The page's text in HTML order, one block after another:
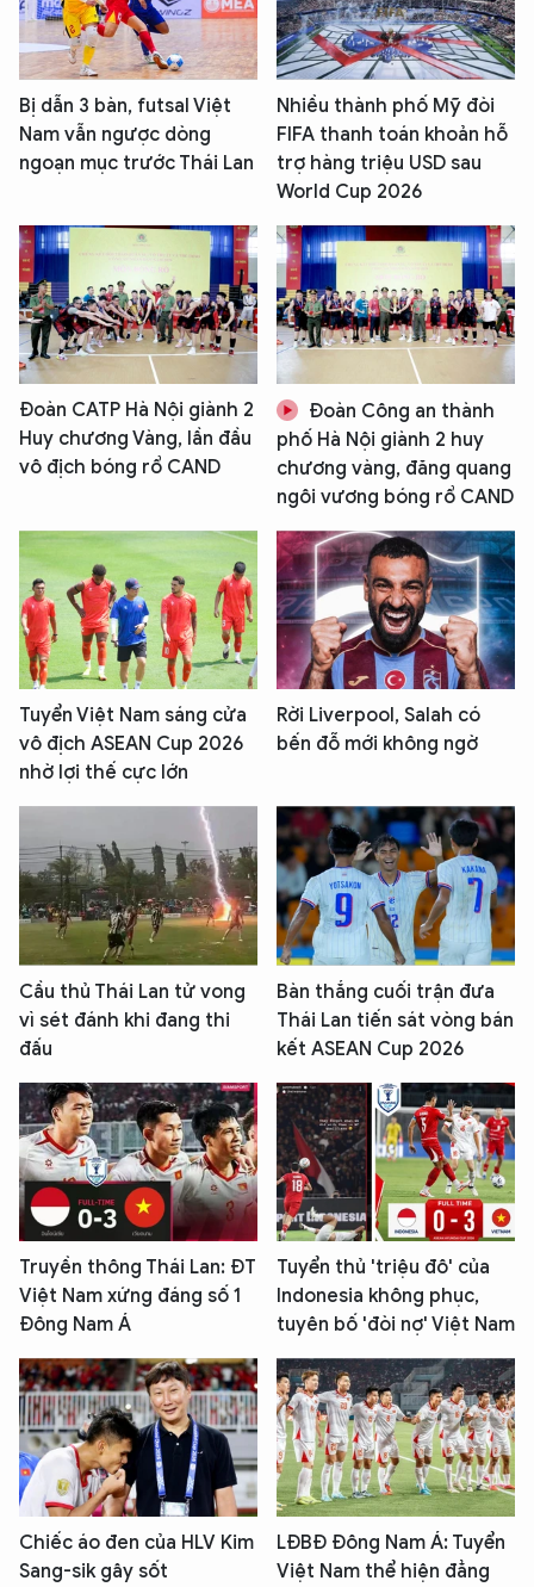
Bị dẫn 3 bàn, futsal Việt
Nam vẫn ngược dòng
ngoạn mục trước Thái Lan
Nhiều thành phố Mỹ đòi
FIFA thanh toán khoản hỗ
trợ hàng triệu USD sau
World Cup 2026
Đoàn CATP Hà Nội giành 2
Huy chương Vàng, lần đầu
vô địch bóng rổ CAND
Đoàn Công an thành
phố Hà Nội giành 2 huy
chương vàng, đăng quang
ngôi vương bóng rổ CAND
Tuyển Việt Nam sáng cửa
vô địch ASEAN Cup 2026
nhờ lợi thế cực lớn
Rời Liverpool, Salah có
bến đỗ mới không ngờ
Cầu thủ Thái Lan tử vong
vì sét đánh khi đang thi
đấu
Bàn thắng cuối trận đưa
Thái Lan tiến sát vòng bán
kết ASEAN Cup 2026
Truyền thông Thái Lan: ĐT
Việt Nam xứng đáng số 1
Đông Nam Á
Tuyển thủ 'triệu đô' của
Indonesia không phục,
tuyên bố 'đòi nợ' Việt Nam
Chiếc áo đen của HLV Kim
Sang-sik gây sốt
LĐBĐ Đông Nam Á: Tuyển
Việt Nam thể hiện đẳng
XIN CHÀO,
TÔI LÀ CHATBOT CỦA
Hãy hỏi tôi bất kỳ điều gì bạn cần biết về
An Ninh Thủ Đô nhé. Tôi sẵn sàng hỗ trợ!